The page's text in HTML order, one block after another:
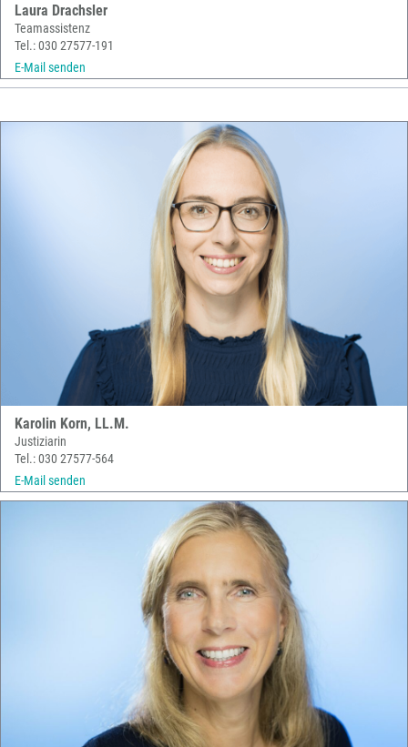
Laura Drachsler
Teamassistenz
Tel.: 030 27577-191
E-Mail senden
Karolin Korn, LL.M.
Justiziarin
Tel.: 030 27577-564
E-Mail senden